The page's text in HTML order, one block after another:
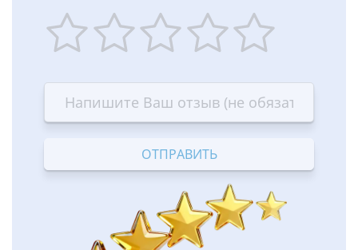
star
Terrible
stars
—
Bad
stars
—
OK
stars
—
Good
stars
—
Excellent